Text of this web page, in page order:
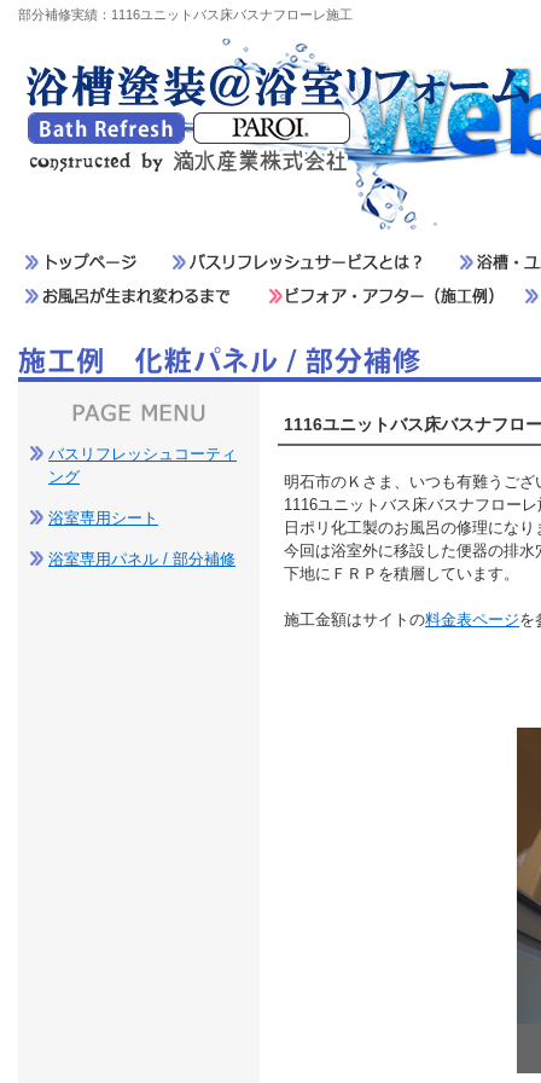
部分補修実績：1116ユニットバス床バスナフローレ施工
バスリフレッシュコーティ
ング
浴室専用シート
浴室専用パネル / 部分補修
1116ユニットバス床バスナフロ
明石市のＫさま、いつも有難うござ
1116ユニットバス床バスナフロー
日ポリ化工製のお風呂の修理になり
今回は浴室外に移設した便器の排
下地にＦＲＰを積層しています。
施工金額はサイトの料金表ページを